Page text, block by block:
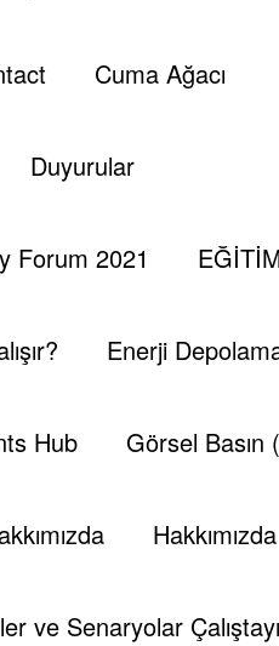
Cuma Ağacı
Duyurular
Forum 2021
Enerji
Hub Görsel Basın
Hakkımızda
ve Senaryolar Çalıştayı